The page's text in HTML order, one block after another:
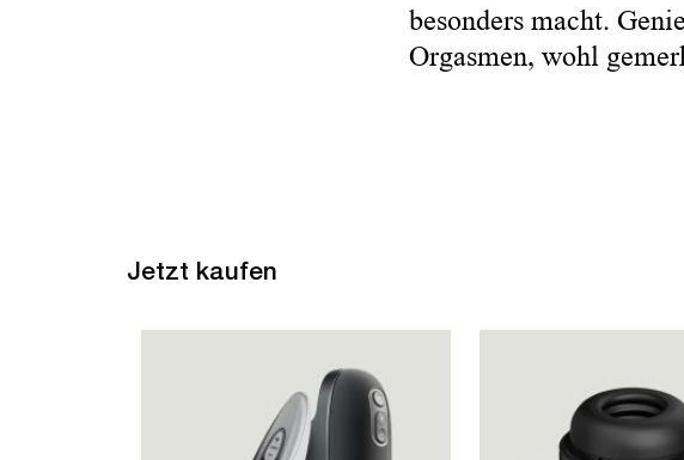
besonders macht.
Orgasmen, wohl
Jetzt kaufen